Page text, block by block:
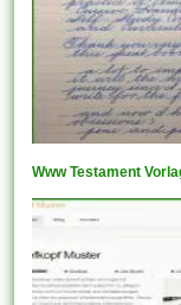
Www Testament